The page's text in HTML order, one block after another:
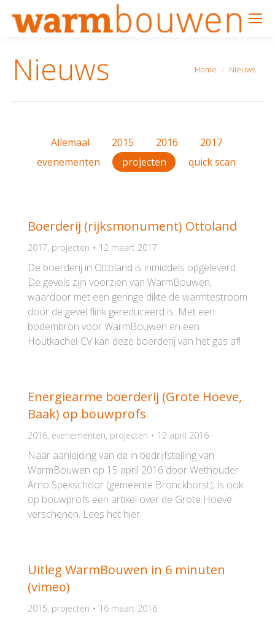
Nieuws Je bent hier:
Home Nieuws
Allemaal 2015 2016
2017
evenementen
projecten quick scan
Boerderij (rijksmonument) Ottoland
2017, projecten 12 maart 2017
De boerderij in Ottoland is inmiddels opgeleverd.
De gevels zijn voorzien van WarmBouwen,
waardoor met een geringe dikte de warmtestroom
door de gevel flink gereduceerd is. Met een
bodembron voor WarmBouwen en een
Houtkachel-CV kan deze boerderij van het gas af!
Energiearme boerderij (Grote Hoeve,
Baak) op bouwprofs
2016, evenementen, projecten 12 april 2016
Naar aanleiding van de in bedrijfstelling van
WarmBouwen op 15 april 2016 door Wethouder
Arno Spekschoor (gemeente Bronckhorst), is ook
op bouwprofs een artikel over de Grote Hoeve
verschenen. Lees het hier.
Uitleg WarmBouwen in 6 minuten
(vimeo)
2015, projecten 16 maart 2016